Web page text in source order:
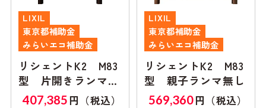
LIXIL
東京都補助金
みらいエコ補助金
リシェントK2 M83
型 片開きランマ付
き
407,385 円（税込）
LIXIL
東京都補助金
みらいエコ補助金
リシェントK2 M83
型 親子ランマ無し
569,360円（税込）